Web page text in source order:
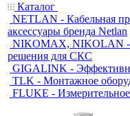
Каталог
NETLAN - Кабельная
аксессуары бренда Netlan
NIKOMAX, NIKOLAN -
решения для СКС
GIGALINK -
TLK - Монтажное
FLUKE -